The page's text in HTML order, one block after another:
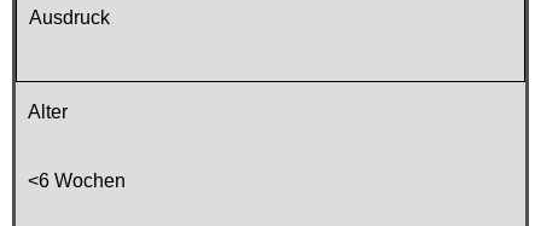
Ausdruck
Alter
<6 Wochen